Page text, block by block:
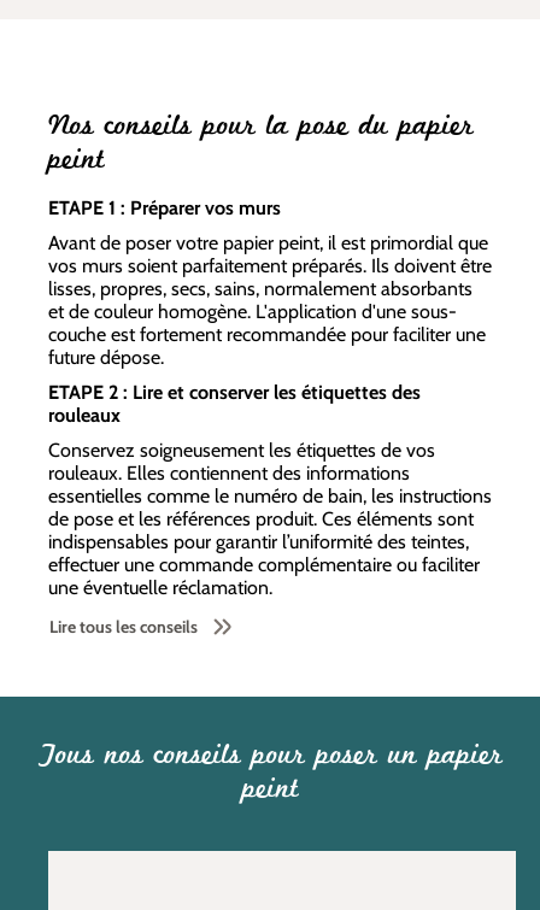
Nos conseils pour la pose du papier
peint
ETAPE 1 : Préparer vos murs
Avant de poser votre papier peint, il est primordial que
vos murs soient parfaitement préparés. Ils doivent être
lisses, propres, secs, sains, normalement absorbants
et de couleur homogène. L'application d'une sous-
couche est fortement recommandée pour faciliter une
future dépose.
ETAPE 2 : Lire et conserver les étiquettes des
rouleaux
Conservez soigneusement les étiquettes de vos
rouleaux. Elles contiennent des informations
essentielles comme le numéro de bain, les instructions
de pose et les références produit. Ces éléments sont
indispensables pour garantir l’uniformité des teintes,
effectuer une commande complémentaire ou faciliter
une éventuelle réclamation.
Lire tous les conseils
Tous nos conseils pour poser un papier
peint